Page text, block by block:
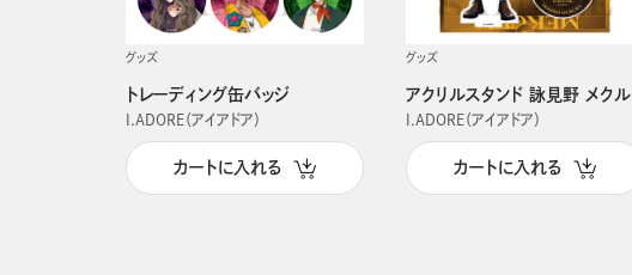
グッズ
トレーディング缶バッジ
I.ADORE（アイアドア）
カートに入れる
グッズ
アクリルスタンド 詠見野 メクル
I.ADORE（アイアドア）
カートに入れる